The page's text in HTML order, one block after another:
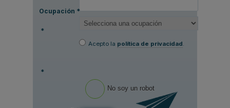
Ocupación *
*
Acepto la política de privacidad.
*
No soy un robot